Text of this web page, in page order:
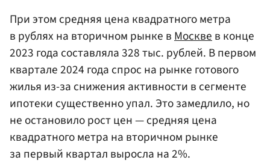
При этом средняя цена квадратного метра
в рублях на вторичном рынке вМосквев конце
2023 года составляла 328 тыс. рублей. В первом
квартале 2024 года спрос на рынке готового
жилья из-за снижения активности в сегменте
ипотеки существенно упал. Это замедлило, но
не остановило рост цен — средняя цена
квадратного метра на вторичном рынке
за первый квартал выросла на 2%.